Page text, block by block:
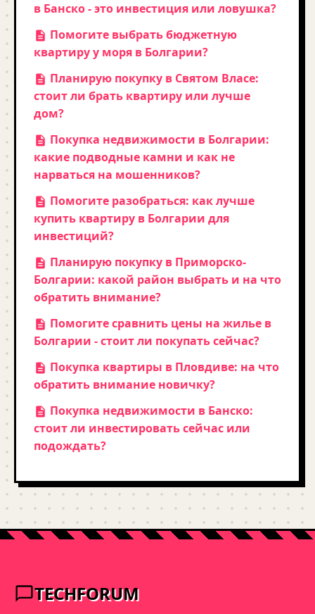
в Банско - это инвестиция или ловушка?
Помогите выбрать бюджетную
квартиру у моря в Болгарии?
Планирую покупку в Святом Власе:
стоит ли брать квартиру или лучше
дом?
Покупка недвижимости в Болгарии:
какие подводные камни и как не
нарваться на мошенников?
Помогите разобраться: как лучше
купить квартиру в Болгарии для
инвестиций?
Планирую покупку в Приморско-
Болгарии: какой район выбрать и на что
обратить внимание?
Помогите сравнить цены на жилье в
Болгарии - стоит ли покупать сейчас?
Покупка квартиры в Пловдиве: на что
обратить внимание новичку?
Покупка недвижимости в Банско:
стоит ли инвестировать сейчас или
подождать?
TECHFORUM